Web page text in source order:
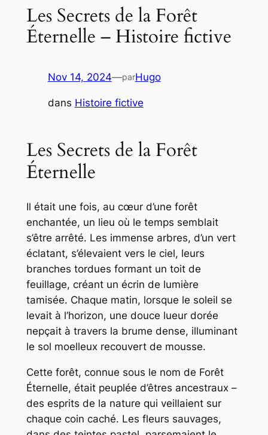
Les Secrets de la Forêt
Éternelle – Histoire fictive
Nov 14, 2024—parHugo
dans Histoire fictive
Les Secrets de la Forêt
Éternelle
Il était une fois, au cœur d’une forêt
enchantée, un lieu où le temps semblait
s’être arrêté. Les immense arbres, d’un vert
éclatant, s’élevaient vers le ciel, leurs
branches tordues formant un toit de
feuillage, créant un écrin de lumière
tamisée. Chaque matin, lorsque le soleil se
levait à l’horizon, une douce lueur dorée
перçait à travers la brume dense, illuminant
le sol moelleux recouvert de mousse.
Cette forêt, connue sous le nom de Forêt
Éternelle, était peuplée d’êtres ancestraux –
des esprits de la nature qui veillaient sur
chaque coin caché. Les fleurs sauvages,